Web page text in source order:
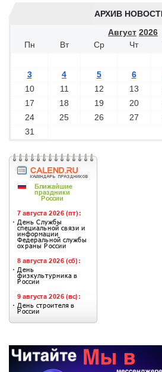
АРХИВ
Август 2026
Пн
Вт Ср Чт
3
4 5 6
10
11 12 13
17
18 19 20
24
25 26 27
31